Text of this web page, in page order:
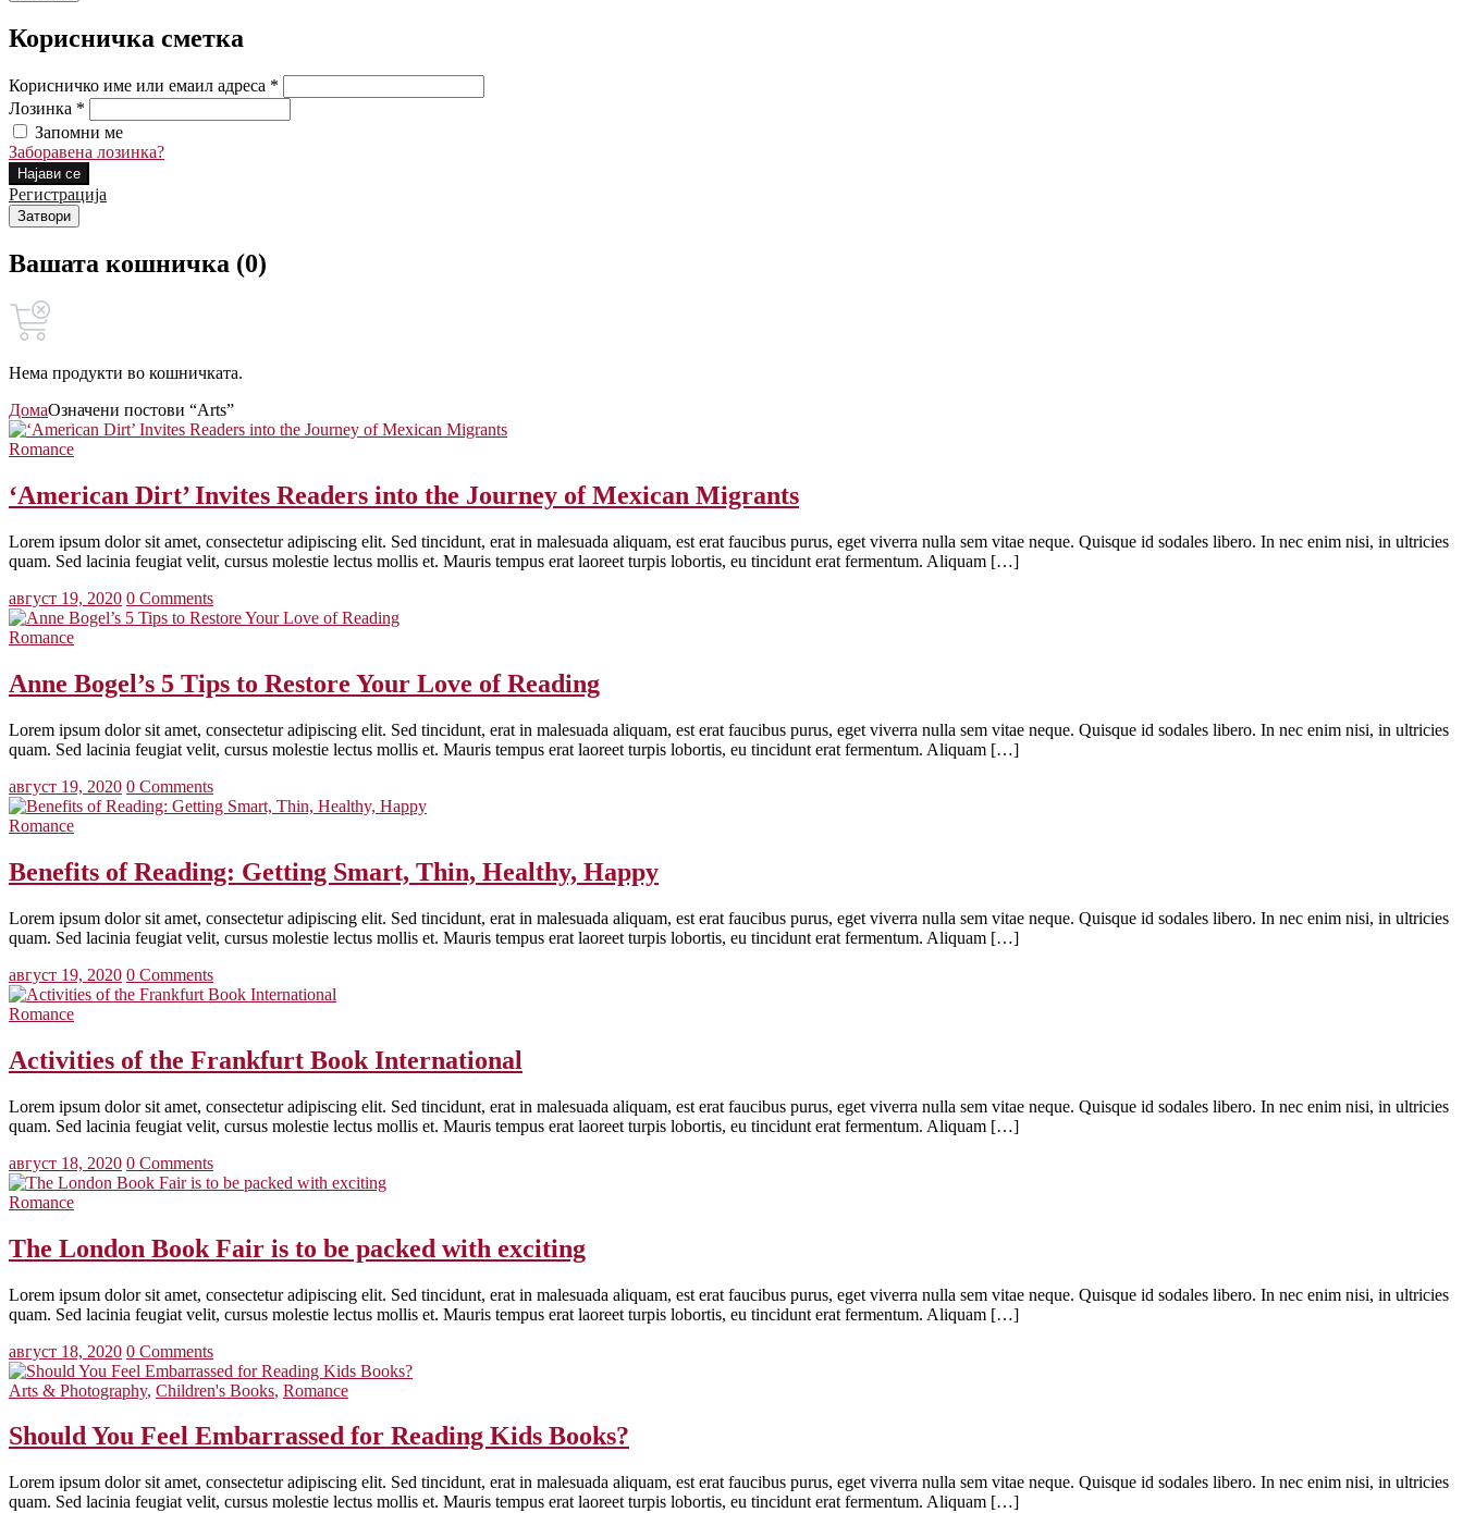
Корисничка сметка
Корисничко име или емаил адреса *
Лозинка *
Запомни ме
Заборавена лозинка?
Најави се
Регистрација
Затвори
Вашата кошничка (0)
Нема продукти во кошничката.
ДомаОзначени постови “Arts”
Romance
‘American Dirt’ Invites Readers into the Journey of Mexican Migrants
Lorem ipsum dolor sit amet, consectetur adipiscing elit. Sed tincidunt, erat in malesuada aliquam, est erat faucibus purus, eget viverra nulla sem vitae neque. Quisque id sodales libero. In nec enim nisi, in ultricies
quam. Sed lacinia feugiat velit, cursus molestie lectus mollis et. Mauris tempus erat laoreet turpis lobortis, eu tincidunt erat fermentum. Aliquam […]
август 19, 2020 0 Comments
Romance
Anne Bogel’s 5 Tips to Restore Your Love of Reading
Lorem ipsum dolor sit amet, consectetur adipiscing elit. Sed tincidunt, erat in malesuada aliquam, est erat faucibus purus, eget viverra nulla sem vitae neque. Quisque id sodales libero. In nec enim nisi, in ultricies
quam. Sed lacinia feugiat velit, cursus molestie lectus mollis et. Mauris tempus erat laoreet turpis lobortis, eu tincidunt erat fermentum. Aliquam […]
август 19, 2020 0 Comments
Romance
Benefits of Reading: Getting Smart, Thin, Healthy, Happy
Lorem ipsum dolor sit amet, consectetur adipiscing elit. Sed tincidunt, erat in malesuada aliquam, est erat faucibus purus, eget viverra nulla sem vitae neque. Quisque id sodales libero. In nec enim nisi, in ultricies
quam. Sed lacinia feugiat velit, cursus molestie lectus mollis et. Mauris tempus erat laoreet turpis lobortis, eu tincidunt erat fermentum. Aliquam […]
август 19, 2020 0 Comments
Romance
Activities of the Frankfurt Book International
Lorem ipsum dolor sit amet, consectetur adipiscing elit. Sed tincidunt, erat in malesuada aliquam, est erat faucibus purus, eget viverra nulla sem vitae neque. Quisque id sodales libero. In nec enim nisi, in ultricies
quam. Sed lacinia feugiat velit, cursus molestie lectus mollis et. Mauris tempus erat laoreet turpis lobortis, eu tincidunt erat fermentum. Aliquam […]
август 18, 2020 0 Comments
Romance
The London Book Fair is to be packed with exciting
Lorem ipsum dolor sit amet, consectetur adipiscing elit. Sed tincidunt, erat in malesuada aliquam, est erat faucibus purus, eget viverra nulla sem vitae neque. Quisque id sodales libero. In nec enim nisi, in ultricies
quam. Sed lacinia feugiat velit, cursus molestie lectus mollis et. Mauris tempus erat laoreet turpis lobortis, eu tincidunt erat fermentum. Aliquam […]
август 18, 2020 0 Comments
Arts & Photography, Children's Books, Romance
Should You Feel Embarrassed for Reading Kids Books?
Lorem ipsum dolor sit amet, consectetur adipiscing elit. Sed tincidunt, erat in malesuada aliquam, est erat faucibus purus, eget viverra nulla sem vitae neque. Quisque id sodales libero. In nec enim nisi, in ultricies
quam. Sed lacinia feugiat velit, cursus molestie lectus mollis et. Mauris tempus erat laoreet turpis lobortis, eu tincidunt erat fermentum. Aliquam […]